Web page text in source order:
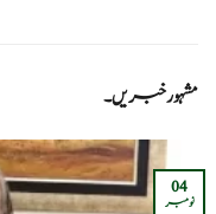
مشہور خبریں۔
04
نومبر